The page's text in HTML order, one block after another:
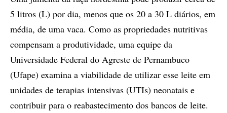
5 litros (L) por dia, menos que os 20 a 30 L diários, em
média, de uma vaca. Como as propriedades nutritivas
compensam a produtividade, uma equipe da
Universidade Federal do Agreste de Pernambuco
(Ufape) examina a viabilidade de utilizar esse leite em
unidades de terapias intensivas (UTIs) neonatais e
contribuir para o reabastecimento dos bancos de leite.